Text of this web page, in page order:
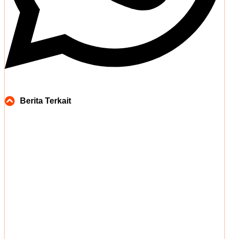
Berita Terkait